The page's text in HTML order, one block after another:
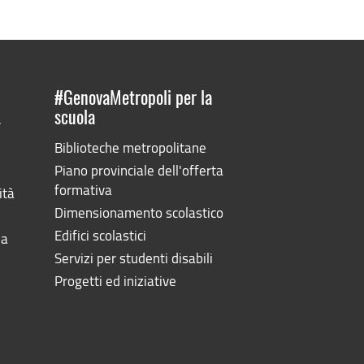
#GenovaMetropoli per la
scuola
Biblioteche metropolitane
Piano provinciale dell'offerta
formativa
Dimensionamento scolastico
Edifici scolastici
Servizi per studenti disabili
Progetti ed iniziative